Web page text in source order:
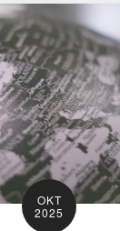
OKT
2025